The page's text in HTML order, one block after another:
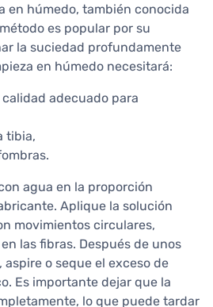
en húmedo, también conocida
es popular por su
la suciedad profundamente
en húmedo necesitará:
adecuado para
tibia,
agua en la proporción
Aplique la solución
movimientos circulares,
las fibras. Después de unos
o seque el exceso de
Es importante dejar que la
lo que puede tardar